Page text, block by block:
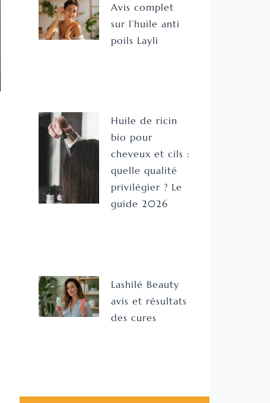
Avis complet
sur l’huile anti
poils Layli
Huile de ricin
bio pour
cheveux et cils :
quelle qualité
privilégier ? Le
guide 2026
Lashilé Beauty
avis et résultats
des cures